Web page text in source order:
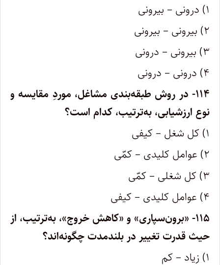
۱) درونی – بیرونی
۲) بیرونی – بیرونی
۳) بیرونی – درونی
۴) درونی – درونی
۱۱۴- در روش طبقه‌بندی مشاغل، موردِ مقایسه و
نوع ارزشیابی، به‌ترتیب، کدام است؟
۱) کل شغل – کیفی
۲) عوامل کلیدی – کمّی
۳) کل شغلی – کمّی
۴) عوامل کلیدی – کیفی
۱۱۵- «برون‌سپاری» و «کاهش خروج»، به‌ترتیب، از
حیث قدرت تغییر در بلندمدت چگونه‌اند؟
۱) زیاد – کم